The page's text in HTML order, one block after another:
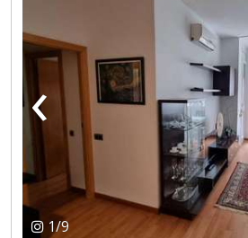
‹
1/9